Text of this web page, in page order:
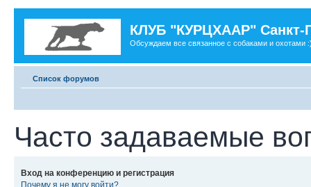
КЛУБ "КУРЦХААР" Санкт-
Обсуждаем все связанное с собаками и охотами
Список форумов
Часто задаваемые
Вход на конференцию и регистрация
Почему я не могу войти?